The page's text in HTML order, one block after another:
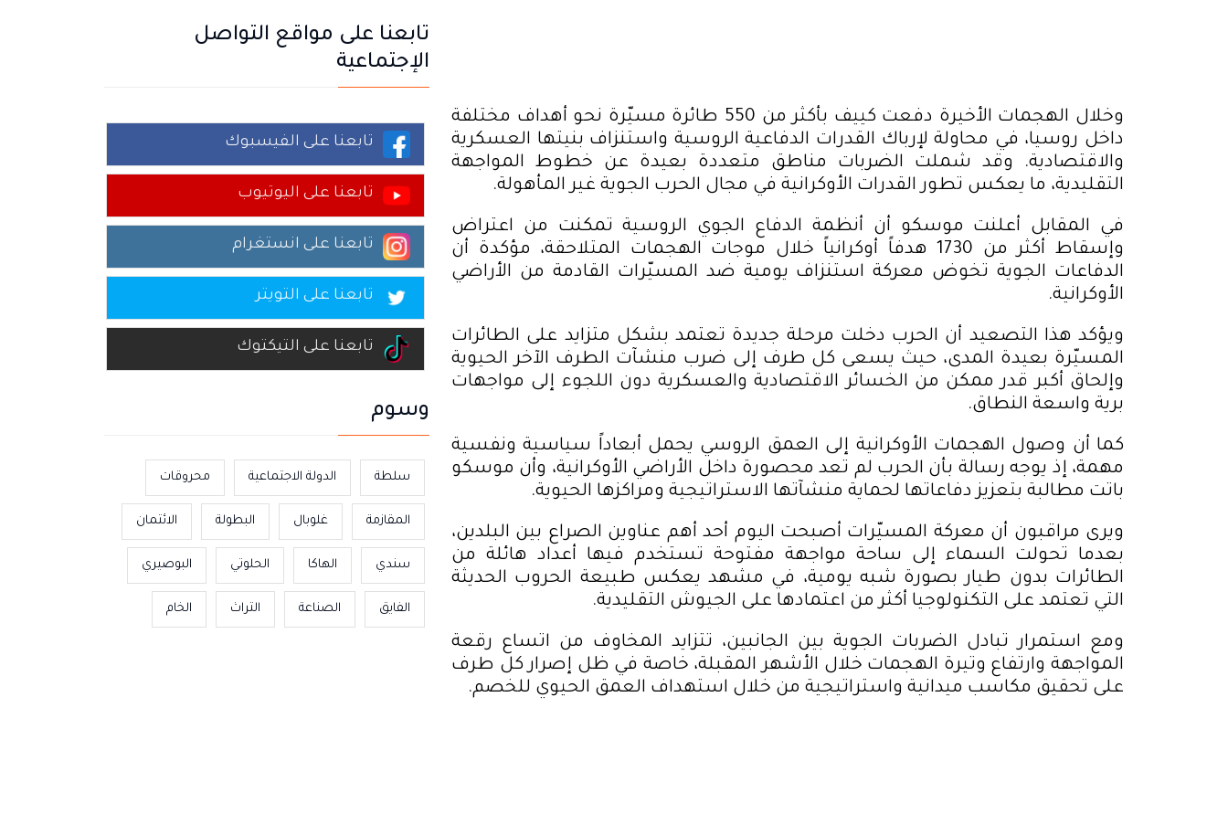
وخلال الهجمات الأخيرة دفعت كييف بأكثر من 550 طائرة مسيّرة نحو أهداف مختلفة
داخل روسيا، في محاولة لإرباك القدرات الدفاعية الروسية واستنزاف بنيتها العسكرية
والاقتصادية. وقد شملت الضربات مناطق متعددة بعيدة عن خطوط المواجهة
التقليدية، ما يعكس تطور القدرات الأوكرانية في مجال الحرب الجوية غير المأهولة.
في المقابل أعلنت موسكو أن أنظمة الدفاع الجوي الروسية تمكنت من اعتراض
وإسقاط أكثر من 1730 هدفاً أوكرانياً خلال موجات الهجمات المتلاحقة، مؤكدة أن
الدفاعات الجوية تخوض معركة استنزاف يومية ضد المسيّرات القادمة من الأراضي
الأوكرانية.
ويؤكد هذا التصعيد أن الحرب دخلت مرحلة جديدة تعتمد بشكل متزايد على الطائرات
المسيّرة بعيدة المدى، حيث يسعى كل طرف إلى ضرب منشآت الطرف الآخر الحيوية
وإلحاق أكبر قدر ممكن من الخسائر الاقتصادية والعسكرية دون اللجوء إلى مواجهات
برية واسعة النطاق.
كما أن وصول الهجمات الأوكرانية إلى العمق الروسي يحمل أبعاداً سياسية ونفسية
مهمة، إذ يوجه رسالة بأن الحرب لم تعد محصورة داخل الأراضي الأوكرانية، وأن موسكو
باتت مطالبة بتعزيز دفاعاتها لحماية منشآتها الاستراتيجية ومراكزها الحيوية.
ويرى مراقبون أن معركة المسيّرات أصبحت اليوم أحد أهم عناوين الصراع بين البلدين،
بعدما تحولت السماء إلى ساحة مواجهة مفتوحة تستخدم فيها أعداد هائلة من
الطائرات بدون طيار بصورة شبه يومية، في مشهد يعكس طبيعة الحروب الحديثة
التي تعتمد على التكنولوجيا أكثر من اعتمادها على الجيوش التقليدية.
ومع استمرار تبادل الضربات الجوية بين الجانبين، تتزايد المخاوف من اتساع رقعة
المواجهة وارتفاع وتيرة الهجمات خلال الأشهر المقبلة، خاصة في ظل إصرار كل طرف
على تحقيق مكاسب ميدانية واستراتيجية من خلال استهداف العمق الحيوي للخصم.
تابعنا على مواقع التواصل
الإجتماعية
تابعنا على الفيسبوك
تابعنا على اليوتيوب
تابعنا على انستغرام
تابعنا على التويتر
تابعنا على التيكتوك
وسوم
سلطة الدولة الاجتماعية محروقات
المقازمة غلوبال البطولة الائتمان
سندي الهاكا الحلوتي البوصيري
الفايق الصناعة التراث الخام